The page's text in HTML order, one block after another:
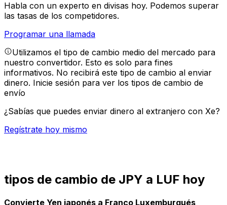
Habla con un experto en divisas hoy. Podemos superar
las tasas de los competidores.
Programar una llamada
Utilizamos el tipo de cambio medio del mercado para
nuestro convertidor. Esto es solo para fines
informativos. No recibirá este tipo de cambio al enviar
dinero. Inicie sesión para ver los tipos de cambio de
envío
¿Sabías que puedes enviar dinero al extranjero con Xe?
Regístrate hoy mismo
tipos de cambio de JPY a LUF hoy
Convierte Yen japonés a Franco Luxemburgués